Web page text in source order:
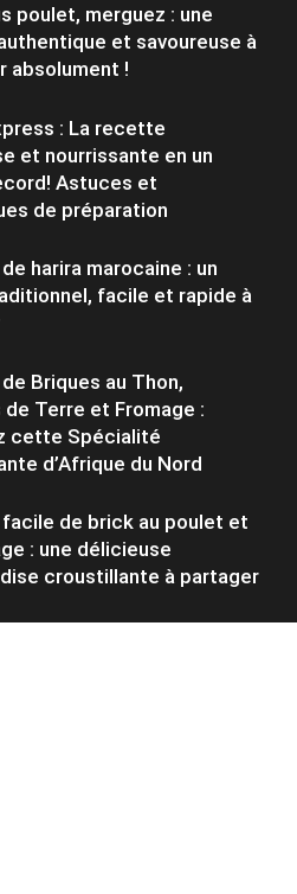
poulet, merguez : une
et savoureuse à
absolument !
: La recette
et nourrissante en un
Astuces et
de préparation
harira marocaine : un
facile et rapide à
Briques au Thon,
de Terre et Fromage :
cette Spécialité
d’Afrique du Nord
de brick au poulet et
: une délicieuse
croustillante à partager